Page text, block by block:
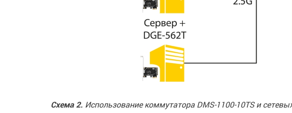
Схема 2. Использование коммутатора DMS-1100-10TS и